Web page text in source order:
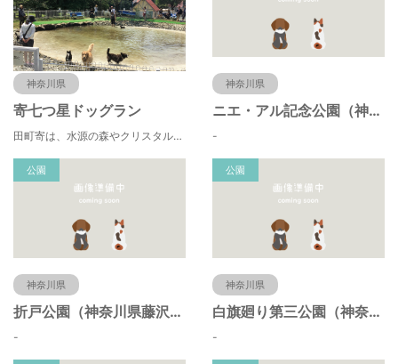
神奈川県
寄七つ星ドッグラン
田町寄は、水源の森やクリスタルな清流 、 満天の星空などの豊かな自然に包まれ、 食や農、芸術の魅力あふれる川の里です。 ドッグランエリアを中心とした『やどりき七つ星ヴィレッジ』を ゆっくりお楽しみください。
神奈川県
ニエ・アル記念公園（神奈川県藤沢市）
-
公園
神奈川県
折戸公園（神奈川県藤沢市）
-
公園
神奈川県
白旗廻り第三公園（神奈川県藤沢市）
-